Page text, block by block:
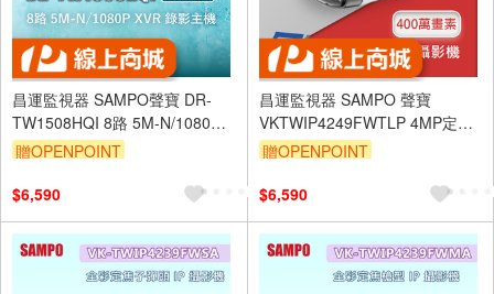
昌運監視器 SAMPO聲寶 DR-
TW1508HQI 8路 5M-N/1080P
XVR 錄影主機 100Mbps
贈OPENPOINT
$6,590
昌運監視器 SAMPO 聲寶
VKTWIP4249FWTLP 4MP定焦
槍型網路攝影機 暖光照射距離為
贈OPENPOINT
$6,590